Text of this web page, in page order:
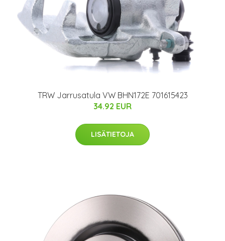
TRW Jarrusatula VW BHN172E 701615423
34.92 EUR
LISÄTIETOJA